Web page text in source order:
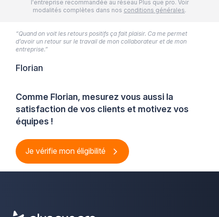
l'entreprise recommandée au réseau Plus que pro. Voir
modalités complètes dans nos conditions générales.
Comme Florian, mesurez vous aussi la
satisfaction de vos clients et motivez vos
équipes !
Je vérifie mon éligibilité
“Quand on voit les retours positifs ça fait plaisir. Ca me permet
d’avoir un retour sur le travail de mon collaborateur et de mon
entreprise.”
Florian